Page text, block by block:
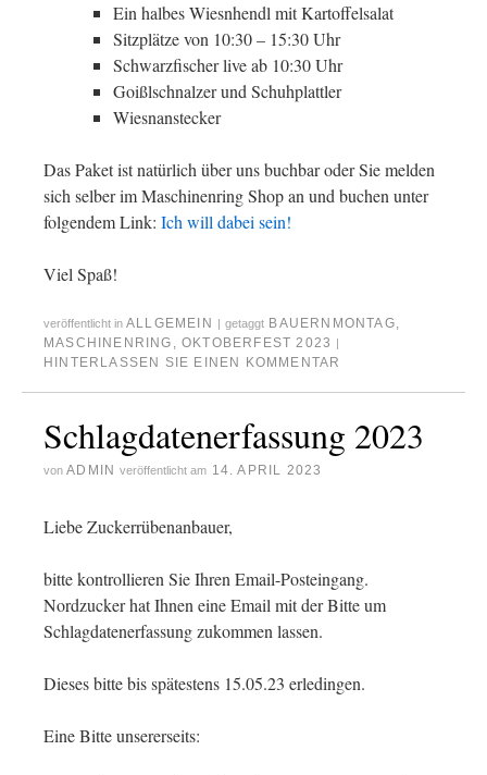
Ein halbes Wiesnhendl mit Kartoffelsalat
Sitzplätze von 10:30 – 15:30 Uhr
Schwarzfischer live ab 10:30 Uhr
Goißlschnalzer und Schuhplattler
Wiesnanstecker
Das Paket ist natürlich über uns buchbar oder Sie melden
sich selber im Maschinenring Shop an und buchen unter
folgendem Link: Ich will dabei sein!
Viel Spaß!
veröffentlicht in ALLGEMEIN getaggt BAUERNMONTAG,
MASCHINENRING ,OKTOBERFEST 2023
HINTERLASSEN SIE EINEN KOMMENTAR
Schlagdatenerfassung 2023
von ADMIN veröffentlicht am 14. APRIL 2023
Liebe Zuckerrübenanbauer,
bitte kontrollieren Sie Ihren Email-Posteingang.
Nordzucker hat Ihnen eine Email mit der Bitte um
Schlagdatenerfassung zukommen lassen.
Dieses bitte bis spätestens 15.05.23 erledingen.
Eine Bitte unsererseits: